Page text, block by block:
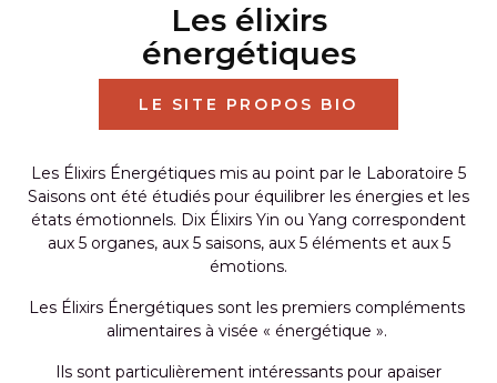
Les élixirs
énergétiques
LE SITE PROPOS BIO
Les Élixirs Énergétiques mis au point par le Laboratoire 5
Saisons ont été étudiés pour équilibrer les énergies et les
états émotionnels. Dix Élixirs Yin ou Yang correspondent
aux 5 organes, aux 5 saisons, aux 5 éléments et aux 5
émotions.
Les Élixirs Énergétiques sont les premiers compléments
alimentaires à visée « énergétique ».
Ils sont particulièrement intéressants pour apaiser